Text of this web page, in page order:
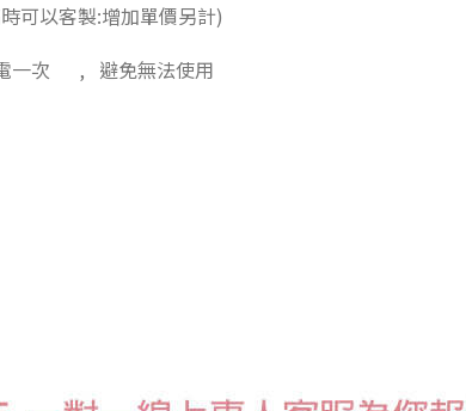
可以客製:增加單價另計)
電一次 , 避免無法使用